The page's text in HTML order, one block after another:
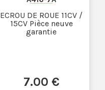
7.00 €
ECROU DE ROUE 11CV /
15CV Pièce neuve
garantie